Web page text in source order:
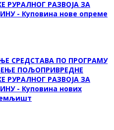
РУРАЛНОГ РАЗВОЈА ЗА
- Куповина нове опреме
СРЕДСТАВА ПО ПРОГРАМУ
ПОЉОПРИВРЕДНЕ
РУРАЛНОГ РАЗВОЈА ЗА
- Куповина нових